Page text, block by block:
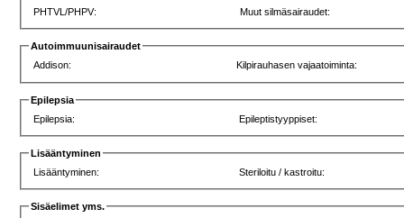
PHTVL/PHPV: Muut silmäsairaudet:
Autoimmuunisairaudet
Addison:
Kilpirauhasen vajaatoiminta:
Epilepsia
Epilepsia:
Epileptistyyppiset:
Lisääntyminen
Lisääntyminen:
Steriloitu / kastroitu:
Sisäelimet yms.